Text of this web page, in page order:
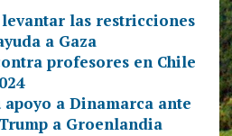
las restricciones
a Gaza
profesores en Chile
apoyo a Dinamarca ante
a Groenlandia